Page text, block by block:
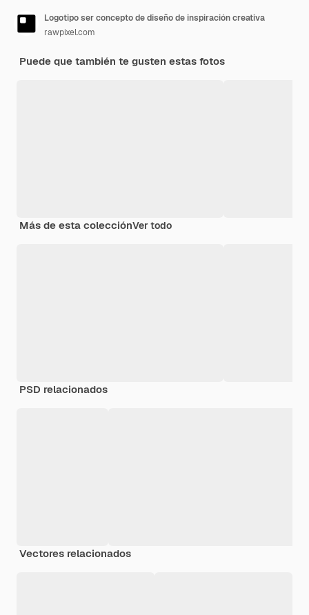
Logotipo ser concepto de diseño de inspiración creativa
rawpixel.com
Puede que también te gusten estas fotos
Más de esta colecciónVer todo
PSD relacionados
Vectores relacionados